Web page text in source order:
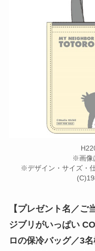
※画像
※デザイン・サイズ・
【プレゼント名／ご
ジブリがいっぱい
ロの保冷バッグ／3